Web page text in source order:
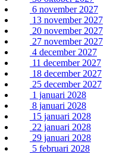
6 november 2027
13 november 2027
20 november 2027
27 november 2027
4 december 2027
11 december 2027
18 december 2027
25 december 2027
1 januari 2028
8 januari 2028
15 januari 2028
22 januari 2028
29 januari 2028
5 februari 2028